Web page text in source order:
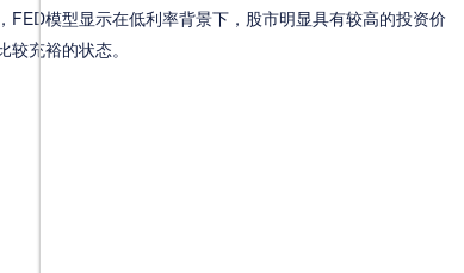
FED模型显示在低利率背景下，股市明显具有较高的投资价
充裕的状态。